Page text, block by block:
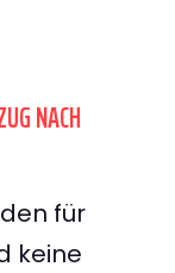
NACH
für
keine